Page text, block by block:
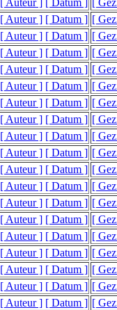
[ Auteur ] [ Datum ]
[
[ Auteur ] [ Datum ] [
[ Auteur ] [ Datum ] [
[ Auteur ] [ Datum ] [
[ Auteur ] [ Datum ] [
[ Auteur ] [ Datum ] [
[ Auteur ] [ Datum ] [
[ Auteur ] [ Datum ] [
[ Auteur ] [ Datum ] [
[ Auteur ] [ Datum ] [
[ Auteur ] [ Datum ] [
[ Auteur ] [ Datum ] [
[ Auteur ] [ Datum ] [
[ Auteur ] [ Datum ] [
[ Auteur ] [ Datum ] [
[ Auteur ] [ Datum ] [
[ Auteur ] [ Datum ] [
[ Auteur ] [ Datum ] [
[ Auteur ] [ Datum ] [